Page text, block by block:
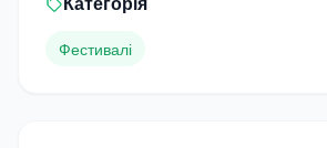
Фестивалі